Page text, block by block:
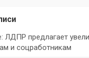
ЛДПР предлагает
и соцработникам